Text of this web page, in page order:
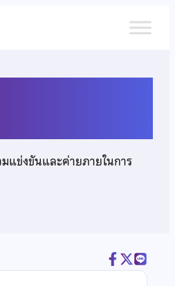
แข่งขันและค่ายภายในการ